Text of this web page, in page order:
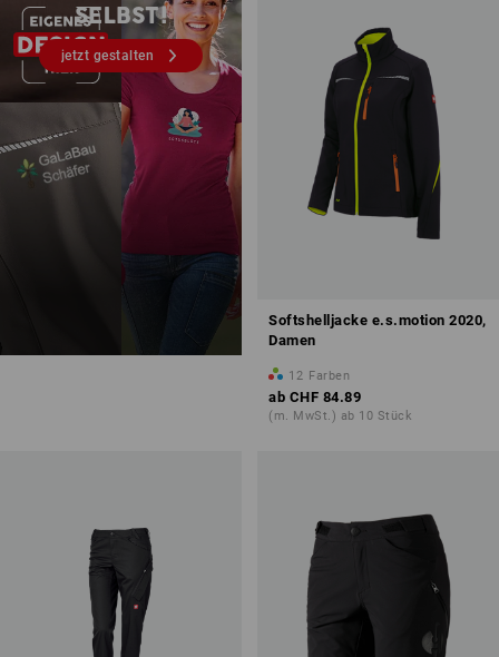
SELBST!
jetzt gestalten
Softshelljacke e.s.motion 2020,
Damen
12 Farben
ab CHF 84.89
(m. MwSt.) ab 10 Stück